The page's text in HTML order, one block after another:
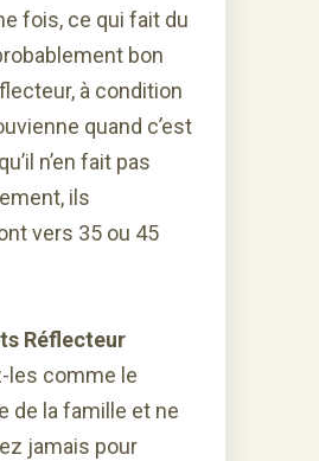
fois, ce qui fait du
bon
à condition
quand c’est
n’en fait pas
ils
vers 35 ou 45
Réflecteur
les comme le
de la famille et ne
jamais pour